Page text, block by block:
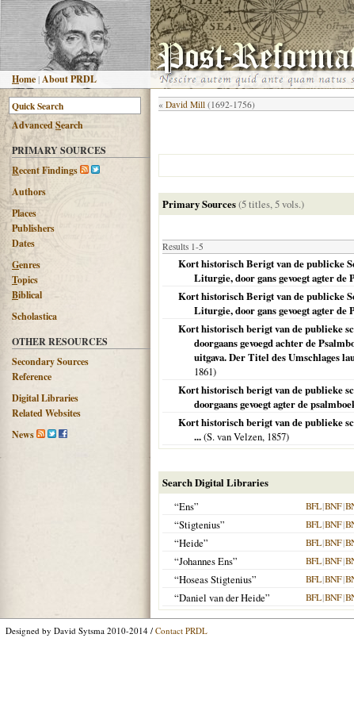
Home |About PRDL
AdvancedSearch
PRIMARY SOURCES
Recent Findings
Authors
Places
Publishers
Dates
Genres
Topics
Biblical
Scholastica
OTHER RESOURCES
Secondary Sources
Reference
Digital Libraries
Related Websites
News
« David Mill (1692-1756)
Primary Sources(5 titles, 5 vols.)
Results 1-5
Kort historisch Berigt van de publicke
Liturgie, door gans gevoegt agter
Kort historisch Berigt van de publicke
Liturgie, door gans gevoegt agter
Kort historisch berigt van de publieke
doorgaans gevoegd achter de
uitgava. Der Titel des Umschlages
1861)
Kort historisch berigt van de publieke
doorgaans gevoegt agter de
Kort historisch berigt van de publieke
...(S. van Velzen, 1857)
Search Digital Libraries
“Ens”
BFL|BNF|
“Stigtenius” BFL|BNF|
“Heide” BFL|BNF|
“Johannes Ens” BFL|BNF|
“Hoseas Stigtenius” BFL|BNF|
“Daniel van der Heide” BFL|BNF|
Designed by David Sytsma 2010-2014 / Contact PRDL